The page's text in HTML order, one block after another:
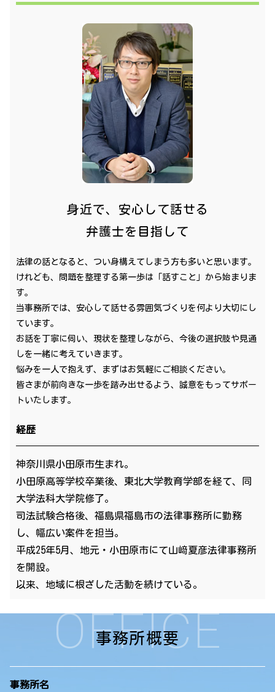
身近で、安心して話せる
弁護士を目指して
法律の話となると、つい身構えてしまう方も多いと思います。
けれども、問題を整理する第一歩は「話すこと」から始まりま
す。
当事務所では、安心して話せる雰囲気づくりを何より大切にし
ています。
お話を丁寧に伺い、現状を整理しながら、今後の選択肢や見通
しを一緒に考えていきます。
悩みを一人で抱えず、まずはお気軽にご相談ください。
皆さまが前向きな一歩を踏み出せるよう、誠意をもってサポー
トいたします。
経歴
神奈川県小田原市生まれ。
小田原高等学校卒業後、東北大学教育学部を経て、同
大学法科大学院修了。
司法試験合格後、福島県福島市の法律事務所に勤務
し、幅広い案件を担当。
平成25年5月、地元・小田原市にて山﨑夏彦法律事務所
を開設。
以来、地域に根ざした活動を続けている。
OFFICE
事務所概要
事務所名